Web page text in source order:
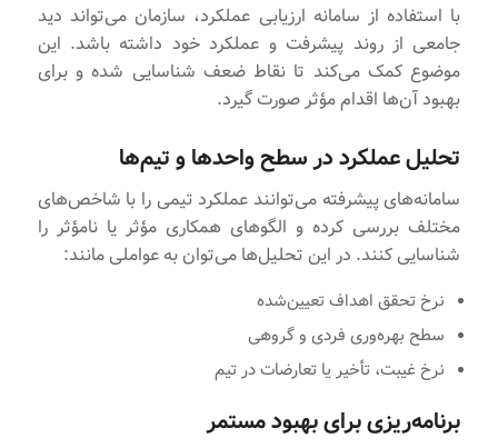
با استفاده از سامانه ارزیابی عملکرد، سازمان می‌تواند دید
جامعی از روند پیشرفت و عملکرد خود داشته باشد. این
موضوع کمک می‌کند تا نقاط ضعف شناسایی شده و برای
بهبود آن‌ها اقدام مؤثر صورت گیرد.
تحلیل عملکرد در سطح واحدها و تیم‌ها
سامانه‌های پیشرفته می‌توانند عملکرد تیمی را با شاخص‌های
مختلف بررسی کرده و الگوهای همکاری مؤثر یا نامؤثر را
شناسایی کنند. در این تحلیل‌ها می‌توان به عواملی مانند:
نرخ تحقق اهداف تعیین‌شده
سطح بهره‌وری فردی و گروهی
نرخ غیبت، تأخیر یا تعارضات در تیم
برنامه‌ریزی برای بهبود مستمر